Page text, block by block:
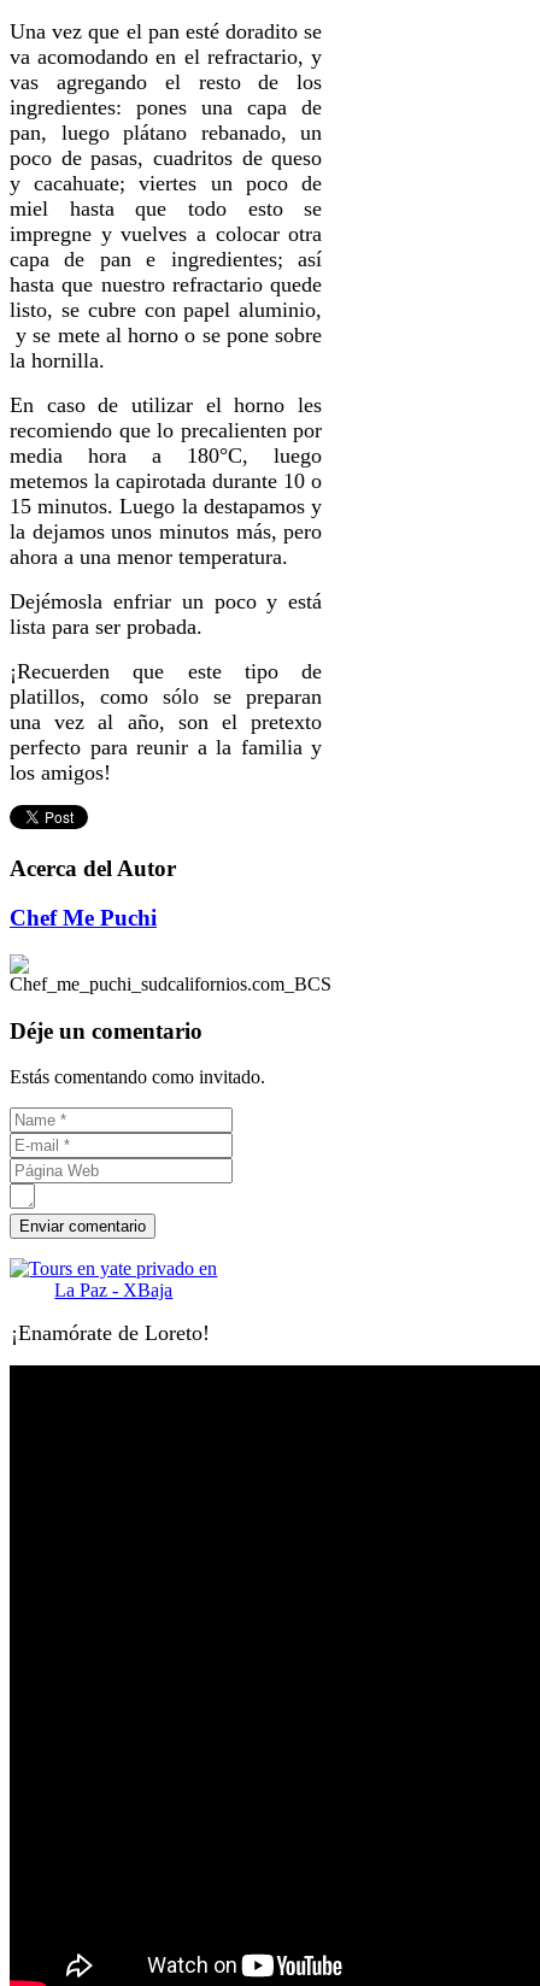
Una vez que el pan esté doradito se
va acomodando en el refractario, y
vas agregando el resto de los
ingredientes: pones una capa de
pan, luego plátano rebanado, un
poco de pasas, cuadritos de queso
y cacahuate; viertes un poco de
miel hasta que todo esto se
impregne y vuelves a colocar otra
capa de pan e ingredientes; así
hasta que nuestro refractario quede
listo, se cubre con papel aluminio,
y se mete al horno o se pone sobre
la hornilla.
En caso de utilizar el horno les
recomiendo que lo precalienten por
media hora a 180°C, luego
metemos la capirotada durante 10 o
15 minutos. Luego la destapamos y
la dejamos unos minutos más, pero
ahora a una menor temperatura.
Dejémosla enfriar un poco y está
lista para ser probada.
¡Recuerden que este tipo de
platillos, como sólo se preparan
una vez al año, son el pretexto
perfecto para reunir a la familia y
los amigos!
Acerca del Autor
Chef Me Puchi
Déje un comentario
Estás comentando como invitado.
¡Enamórate de Loreto!